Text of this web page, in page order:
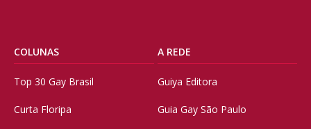
COLUNAS
Top 30 Gay Brasil
Curta Floripa
A REDE
Guiya Editora
Guia Gay São Paulo